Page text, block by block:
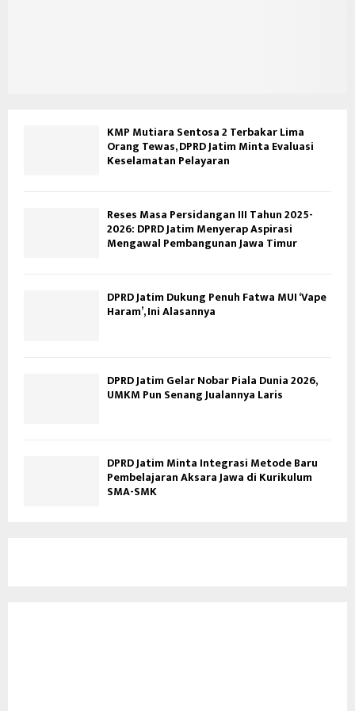
KMP Mutiara Sentosa 2 Terbakar Lima
Orang Tewas, DPRD Jatim Minta Evaluasi
Keselamatan Pelayaran
Reses Masa Persidangan III Tahun 2025-
2026: DPRD Jatim Menyerap Aspirasi
Mengawal Pembangunan Jawa Timur
DPRD Jatim Dukung Penuh Fatwa MUI ‘Vape
Haram’, Ini Alasannya
DPRD Jatim Gelar Nobar Piala Dunia 2026,
UMKM Pun Senang Jualannya Laris
DPRD Jatim Minta Integrasi Metode Baru
Pembelajaran Aksara Jawa di Kurikulum
SMA-SMK